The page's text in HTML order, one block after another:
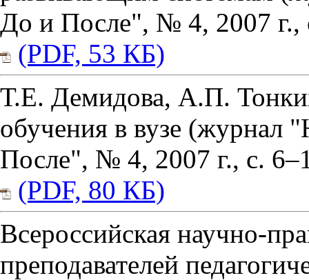
До и После", № 4, 2007 г.,
(PDF, 53 КБ)
Т.Е. Демидова, А.П.
обучения в вузе (журнал
После", № 4, 2007 г., с.
(PDF, 80 КБ)
Всероссийская научно-
преподавателей